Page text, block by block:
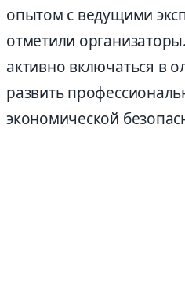
опытом с ведущими
отметили
активно включаться в
развить
экономической